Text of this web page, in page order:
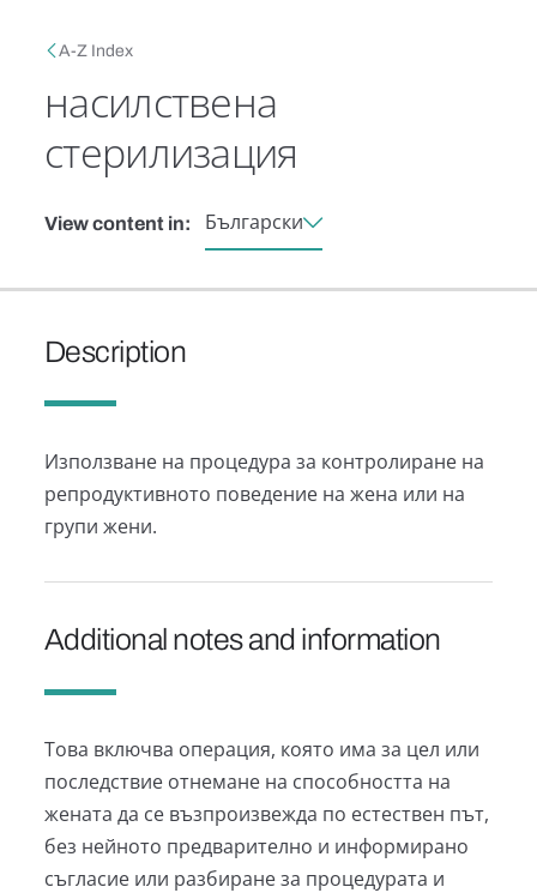
Breadcrumb
A-Z Index
насилствена
стерилизация
View content in: Български
Description
Използване на процедура за контролиране на
репродуктивното поведение на жена или на
групи жени.
Additional notes and information
Това включва операция, която има за цел или
последствие отнемане на способността на
жената да се възпроизвежда по естествен път,
без нейното предварително и информирано
съгласие или разбиране за процедурата и